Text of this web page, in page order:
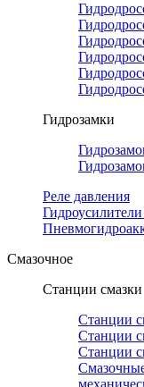
Гидрозамки
Реле давления
Смазочное
Станции смазки
Станции
Станции
Станции